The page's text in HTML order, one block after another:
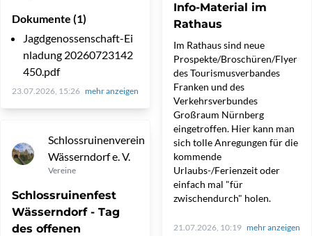
Dokumente (1)
Jagdgenossenschaft-Ei
nladung 20260723142
450.pdf
23.07.2026, 15:26 mehr anzeigen
Schlossruinenverein
Wässerndorf e. V.
Vereine
Schlossruinenfest
Wässerndorf - Tag
des offenen
Info-Material im
Rathaus
Im Rathaus sind neue
Prospekte/Broschüren/Flyer
des Tourismusverbandes
Franken und des
Verkehrsverbundes
Großraum Nürnberg
eingetroffen. Hier kann man
sich tolle Anregungen für die
kommende
Urlaubs-/Ferienzeit oder
einfach mal "für
zwischendurch" holen.
21.07.2026, 10:19 mehr anzeigen